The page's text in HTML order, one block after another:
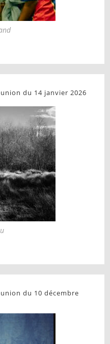
du 14 janvier 2026
du 10 décembre